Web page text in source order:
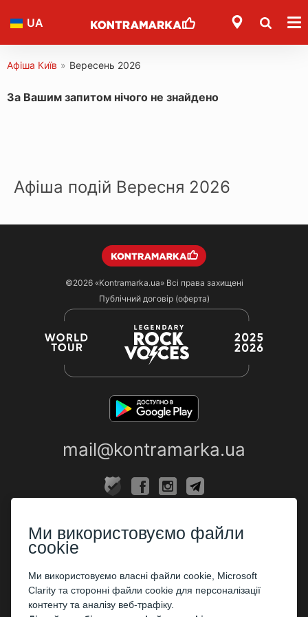
UA
Афіша Київ » Вересень 2026
За Вашим запитом нічого не знайдено
Афіша подій Вересня 2026
©2026 «Kontramarka.ua»Всі права захищені
Публічний договір (оферта)
mail@kontramarka.ua
Каси
ПАРТНЕРАМ
Організаторам
Ми використовуємо файли
cookie
Ми використовуємо власні файли cookie, Microsoft
Clarity та сторонні файли cookie для персоналізації
контенту та аналізу веб-трафіку.